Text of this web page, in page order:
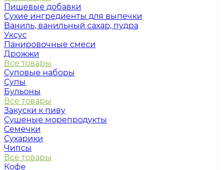
Пищевые добавки
Сухие ингредиенты для выпечки
Ваниль, ванильный сахар, пудра
Уксус
Панировочные смеси
Дрожжи
Все товары
Суповые наборы
Супы
Бульоны
Все товары
Закуски к пиву
Сушеные морепродукты
Семечки
Сухарики
Чипсы
Все товары
Кофе